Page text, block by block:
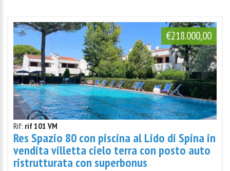
€218.000,00
Rif: rif 101 VM
Res Spazio 80 con piscina al Lido di Spina in
vendita villetta cielo terra con posto auto
ristrutturata con superbonus